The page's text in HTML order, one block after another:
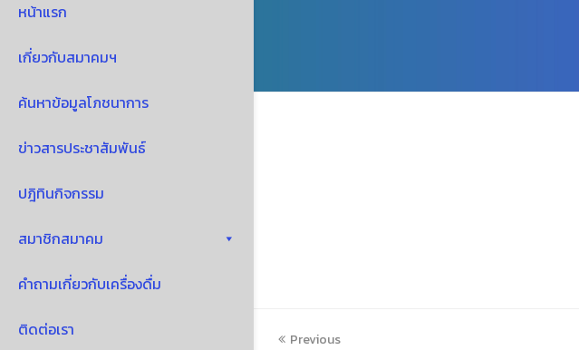
หน้าแรก
เกี่ยวกับสมาคมฯ
ค้นหาข้อมูลโภชนาการ
ข่าวสารประชาสัมพันธ์
ปฎิทินกิจกรรม
สมาชิกสมาคม
คำถามเกี่ยวกับเครื่องดื่ม
ติดต่อเรา Previous